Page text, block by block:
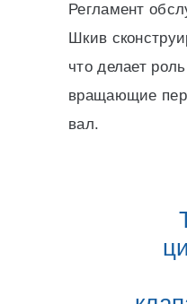
Регламент
Шкив
что делает
вращающие
вал.